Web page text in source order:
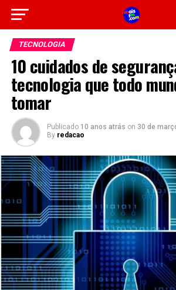
TECNOLOGIA
10 cuidados de
tecnologia que todo
tomar
Publicado 10 anos atrás on 30 de
By redacao